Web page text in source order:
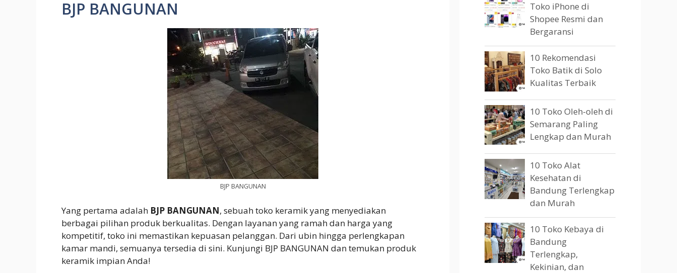
BJP BANGUNAN
BJP BANGUNAN
Yang pertama adalah BJP BANGUNAN, sebuah toko keramik yang menyediakan
berbagai pilihan produk berkualitas. Dengan layanan yang ramah dan harga yang
kompetitif, toko ini memastikan kepuasan pelanggan. Dari ubin hingga perlengkapan
kamar mandi, semuanya tersedia di sini. Kunjungi BJP BANGUNAN dan temukan produk
keramik impian Anda!
Toko iPhone di
Shopee Resmi dan
Bergaransi
10 Rekomendasi
Toko Batik di Solo
Kualitas Terbaik
10 Toko Oleh-oleh di
Semarang Paling
Lengkap dan Murah
10 Toko Alat
Kesehatan di
Bandung Terlengkap
dan Murah
10 Toko Kebaya di
Bandung
Terlengkap,
Kekinian, dan